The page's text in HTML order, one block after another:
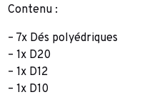
Contenu :
– 7x Dés polyédriques
– 1x D20
– 1x D12
– 1x D10